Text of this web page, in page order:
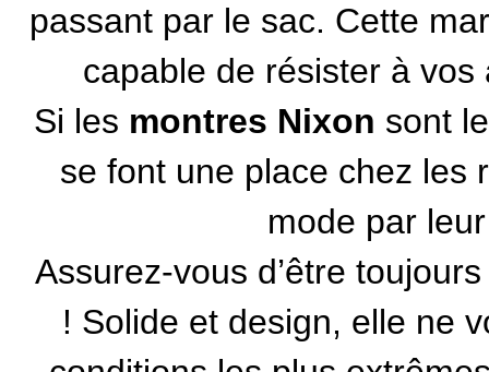
passant par le sac. Cette
capable de résister à
Si les montres Nixon sont
se font une place chez les
mode par
Assurez-vous d’être
! Solide et design, elle ne